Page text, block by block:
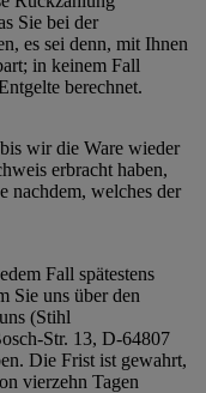
Sie bei der
es sei denn, mit Ihnen
in keinem Fall
berechnet.
wir die Ware wieder
erbracht haben,
nachdem, welches der
Fall spätestens
Sie uns über den
(Stihl
Str. 13, D-64807
Die Frist ist gewahrt,
vierzehn Tagen